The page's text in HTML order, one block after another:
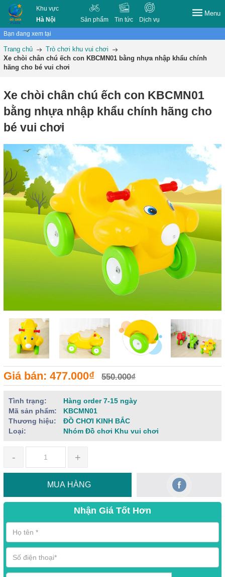
Khu vực
Hà Nội
Sản phẩm Tin tức Dịch vụ
Menu
Bạn đang xem tại
Trang chủ
Trò chơi khu vui chơi
Xe chòi chân chú ếch con KBCMN01 bằng nhựa nhập khẩu chính
hãng cho bé vui chơi
Xe chòi chân chú ếch con KBCMN01
bằng nhựa nhập khẩu chính hãng cho
bé vui chơi
Giá bán: 477.000₫ 550.000₫
Tình trạng:
Hàng order 7-15 ngày
Mã sản phẩm:
KBCMN01
Thương hiệu:
ĐỒ CHƠI KINH BẮC
Loại:
Nhóm Đồ chơi Khu vui chơi
- +
MUA HÀNG
Nhận Giá Tốt Hơn